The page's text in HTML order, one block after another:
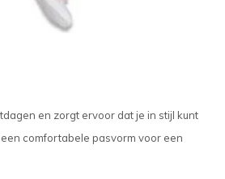
en zorgt ervoor dat je in stijl kunt
comfortabele pasvorm voor een